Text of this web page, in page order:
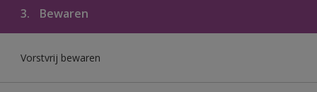
3. Bewaren
Vorstvrij bewaren